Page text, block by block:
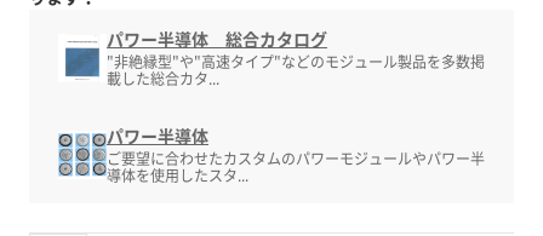
パワー半導体 総合カタログ
"非絶縁型"や"高速タイプ"などのモジュール製品を多数掲
載した総合カタ...
パワー半導体
ご要望に合わせたカスタムのパワーモジュールやパワー半
導体を使用したスタ...